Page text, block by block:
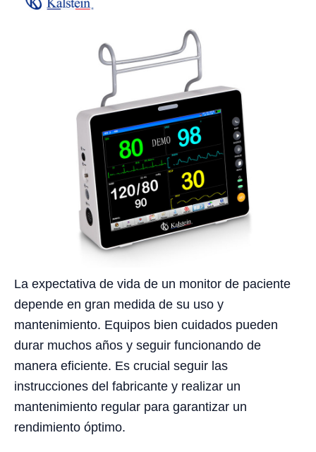
La expectativa de vida de un monitor de paciente
depende en gran medida de su uso y
mantenimiento. Equipos bien cuidados pueden
durar muchos años y seguir funcionando de
manera eficiente. Es crucial seguir las
instrucciones del fabricante y realizar un
mantenimiento regular para garantizar un
rendimiento óptimo.